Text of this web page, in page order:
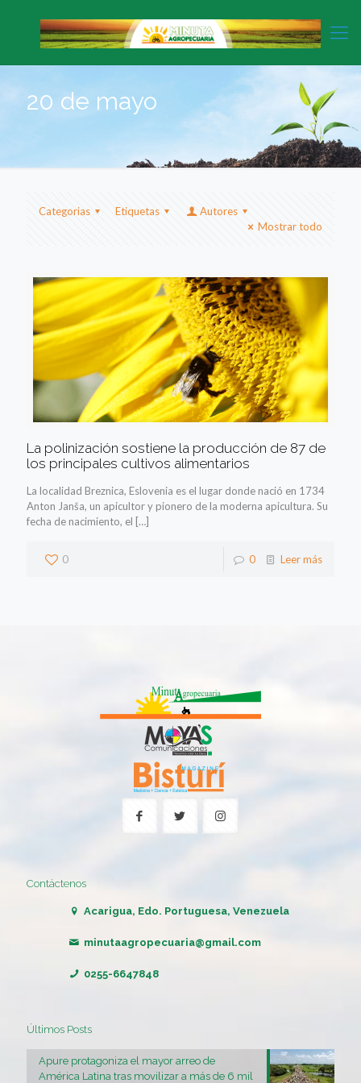
20 de mayo
Categorias Etiquetas
Autores
Mostrar todo
La polinización sostiene la producción de 87 de
los principales cultivos alimentarios
La localidad Breznica, Eslovenia es el lugar donde nació en 1734
Anton Janša, un apicultor y pionero de la moderna apicultura. Su
fecha de nacimiento, el […]
0 0 Leer más
Contáctenos
Acarigua, Edo. Portuguesa, Venezuela
minutaagropecuaria@gmail.com
0255-6647848
Últimos Posts
Apure protagoniza el mayor arreo de
América Latina tras movilizar a más de 6 mil